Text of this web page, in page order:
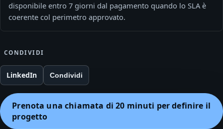
disponibile entro 7 giorni dal pagamento quando lo SLA è
coerente col perimetro approvato.
CONDIVIDI
LinkedIn Condividi
Prenota una chiamata di 20 minuti per definire il
progetto